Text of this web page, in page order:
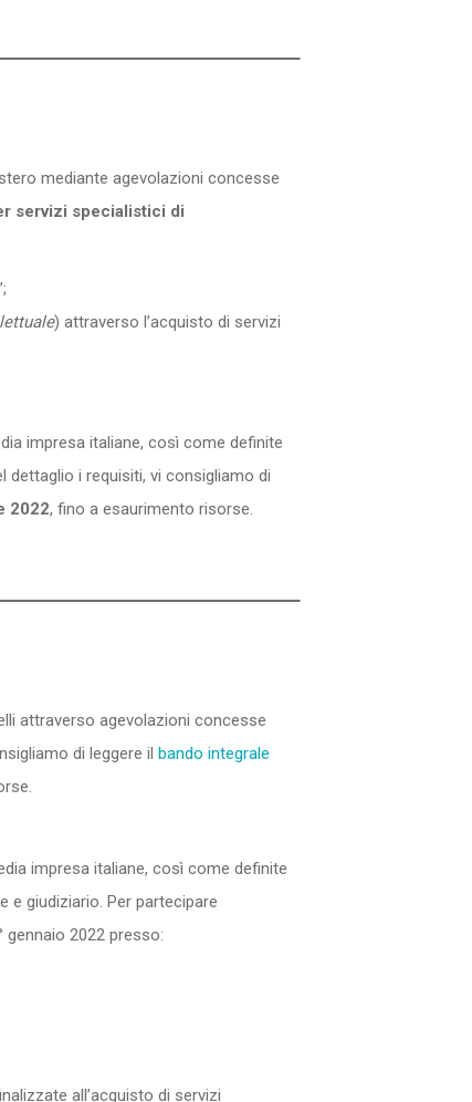
mediante agevolazioni concesse
servizi specialistici di
) attraverso l’acquisto di servizi
impresa italiane, così come definite
dettaglio i requisiti, vi consigliamo di
2022, fino a esaurimento risorse.
attraverso agevolazioni concesse
di leggere il bando integrale
impresa italiane, così come definite
e giudiziario. Per partecipare
2022 presso:
all’acquisto di servizi